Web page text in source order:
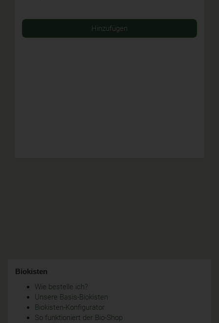
Hinzufügen
Biokisten
Wie bestelle ich?
Unsere Basis-Biokisten
Biokisten-Konfigurator
So funktioniert der Bio-Shop